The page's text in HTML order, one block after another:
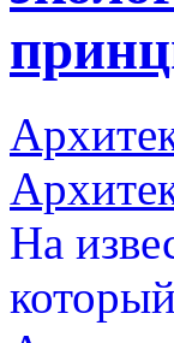
На